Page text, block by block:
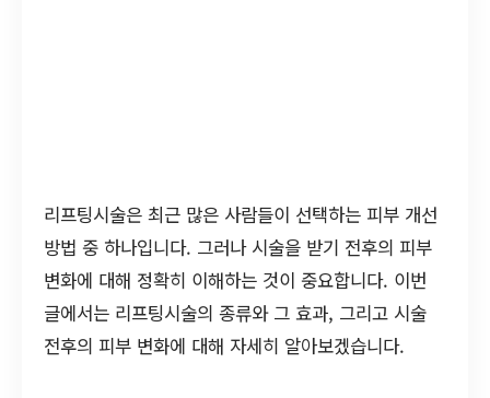
리프팅시술은 최근 많은 사람들이 선택하는 피부 개선
방법 중 하나입니다. 그러나 시술을 받기 전후의 피부
변화에 대해 정확히 이해하는 것이 중요합니다. 이번
글에서는 리프팅시술의 종류와 그 효과, 그리고 시술
전후의 피부 변화에 대해 자세히 알아보겠습니다.